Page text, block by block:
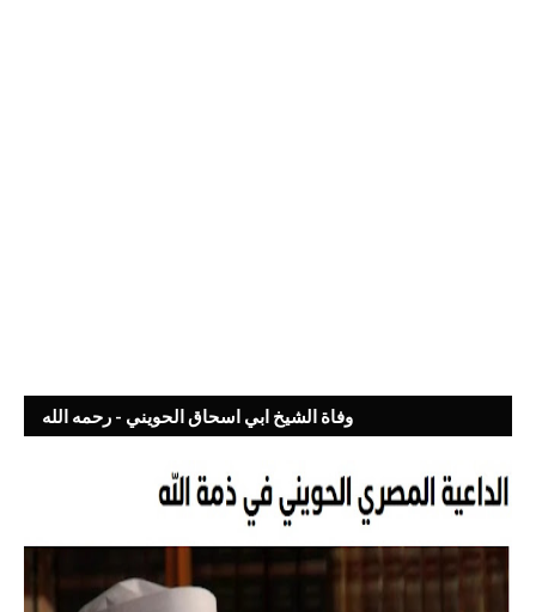
وفاة الشيخ ابي اسحاق الحويني - رحمه الله